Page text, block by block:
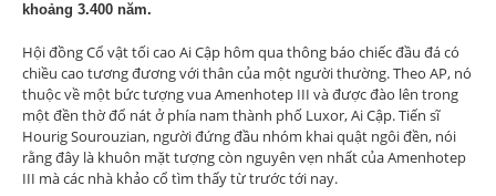
khoảng 3.400 năm.
Hội đồng Cổ vật tối cao Ai Cập hôm qua thông báo chiếc đầu đá có
chiều cao tương đương với thân của một người thường. Theo AP, nó
thuộc về một bức tượng vua Amenhotep III và được đào lên trong
một đền thờ đổ nát ở phía nam thành phố Luxor, Ai Cập. Tiến sĩ
Hourig Sourouzian, người đứng đầu nhóm khai quật ngôi đền, nói
rằng đây là khuôn mặt tượng còn nguyên vẹn nhất của Amenhotep
III mà các nhà khảo cổ tìm thấy từ trước tới nay.